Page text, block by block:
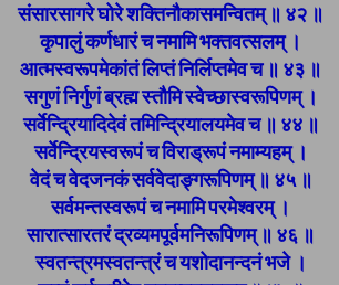
संसारसागरे घोरे शक्तिनौकासमन्वितम् ॥ ४२ ॥
कृपालुं कर्णधारं च नमामि भक्तवत्सलम् ।
आत्मस्वरूपमेकांतं लिप्तं निर्लिप्तमेव च ॥ ४३ ॥
सगुणं निर्गुणं ब्रह्म स्तौमि स्वेच्छास्वरूपिणम् ।
सर्वेन्द्रियादिदेवं तमिन्द्रियालयमेव च ॥ ४४ ॥
सर्वेन्द्रियस्वरूपं च विराड्रूपं नमाम्यहम् ।
वेदं च वेदजनकं सर्ववेदाङ्गरूपिणम् ॥ ४५ ॥
सर्वमन्तस्वरूपं च नमामि परमेश्वरम् ।
सारात्सारतरं द्रव्यमपूर्वमनिरूपिणम् ॥ ४६ ॥
स्वतन्त्रमस्वतन्त्रं च यशोदानन्दनं भजे ।